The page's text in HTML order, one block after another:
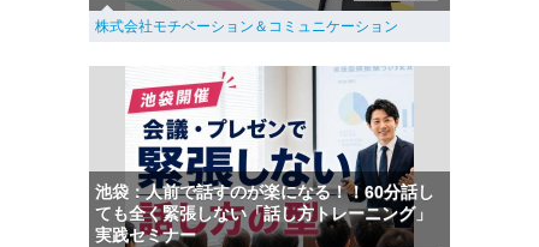
株式会社モチベーション＆コミュニケーション
池袋：人前で話すのが楽になる！！60分話し
ても全く緊張しない「話し方トレーニング」
実践セミナー